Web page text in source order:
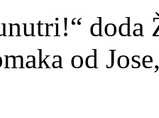
doda
od